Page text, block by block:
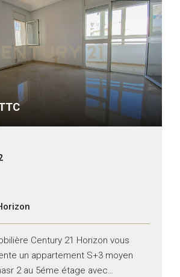
Century 21 Horizon vous
un appartement S+3 moyen
2 au 5éme étage avec